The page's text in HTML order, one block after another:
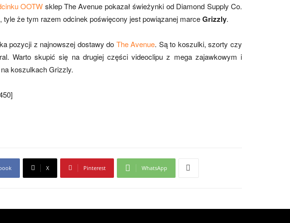
OOTW sklep The Avenue pokazał świeżynki od Diamond Supply Co.
tyle że tym razem odcinek poświęcony jest powiązanej marceGrizzly.
pozycji z najnowszej dostawy do The Avenue. Są to koszulki, szorty czy
Warto skupić się na drugiej części videoclipu z mega zajawkowym i
koszulkach Grizzly.
X Pinterest WhatsApp